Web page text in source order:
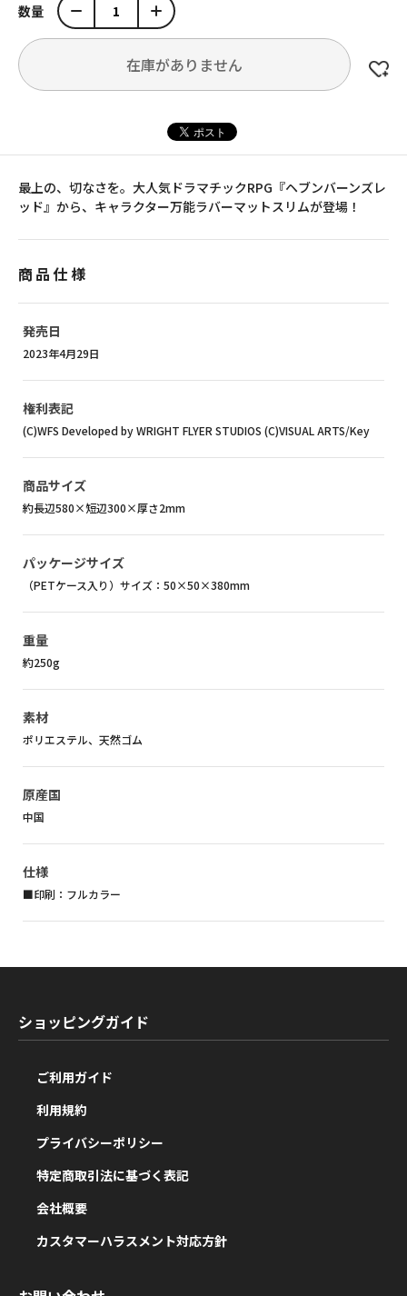
数量
在庫がありません
最上の、切なさを。大人気ドラマチックRPG『ヘブンバーンズレ
ッド』から、キャラクター万能ラバーマットスリムが登場！
商品仕様
発売日
2023年4月29日
権利表記
(C)WFS Developed by WRIGHT FLYER STUDIOS (C)VISUAL ARTS/Key
商品サイズ
約長辺580×短辺300×厚さ2mm
パッケージサイズ
（PETケース入り）サイズ：50×50×380mm
重量
約250g
素材
ポリエステル、天然ゴム
原産国
中国
仕様
■印刷：フルカラー
ショッピングガイド
ご利用ガイド
利用規約
プライバシーポリシー
特定商取引法に基づく表記
会社概要
カスタマーハラスメント対応方針